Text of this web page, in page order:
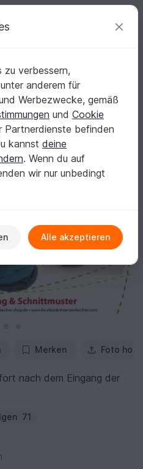
einloggen Kostenlos registrieren
Schals & Tücher
Kinder
& Kinder
Merken Foto
nach dem Eingang der
71
zu verbessern,
anderem für
Werbezwecke, gemäß
und Cookie
Partnerdienste befinden
kannst deine
. Wenn du auf
wir nur unbedingt
Alle akzeptieren